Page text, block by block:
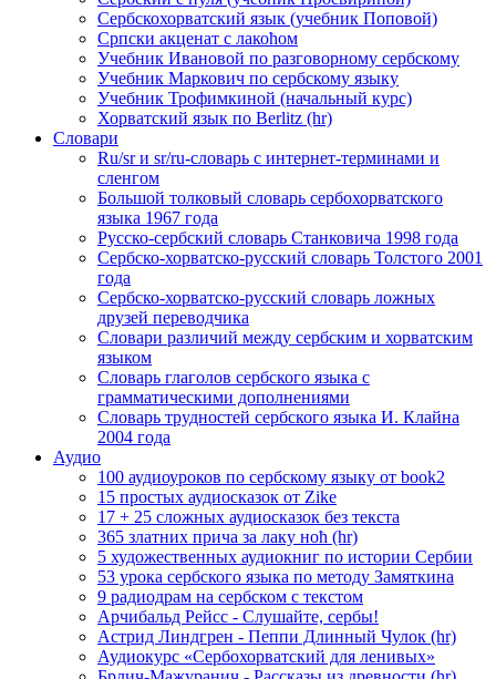
Сербскохорватский язык (учебник Поповой)
Српски акценат с лакоћом
Учебник Ивановой по разговорному сербскому
Учебник Маркович по сербскому языку
Учебник Трофимкиной (начальный курс)
Хорватский язык по Berlitz (hr)
Словари
Ru/sr и sr/ru-словарь с интернет-терминами и
сленгом
Большой толковый словарь сербохорватского
языка 1967 года
Русско-сербский словарь Станковича 1998 года
Сербско-хорватско-русский словарь Толстого 2001
года
Сербско-хорватско-русский словарь ложных
друзей переводчика
Словари различий между сербским и хорватским
языком
Словарь глаголов сербского языка с
грамматическими дополнениями
Словарь трудностей сербского языка И. Клайна
2004 года
Аудио
100 аудиоуроков по сербскому языку от book2
15 простых аудиосказок от Zike
17 + 25 сложных аудиосказок без текста
365 златних прича за лаку ноћ (hr)
5 художественных аудиокниг по истории Сербии
53 урока сербского языка по методу Замяткина
9 радиодрам на сербском с текстом
Арчибальд Рейсс - Слушайте, сербы!
Астрид Линдгрен - Пеппи Длинный Чулок (hr)
Аудиокурс «Сербохорватский для ленивых»